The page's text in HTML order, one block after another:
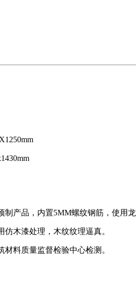
制产品，内置5MM螺纹钢筋，使用
仿木漆处理，木纹纹理逼真。
材料质量监督检验中心检测。